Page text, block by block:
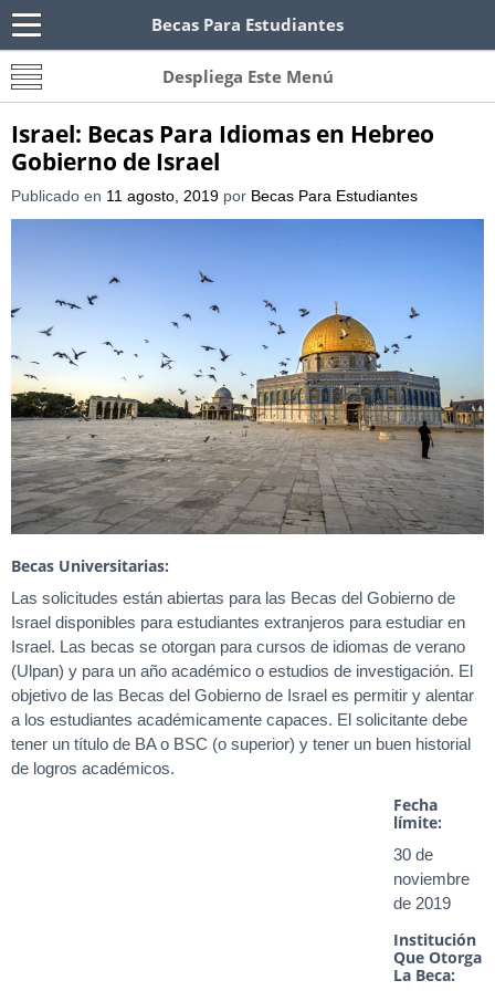
Becas Para Estudiantes
Becas Para Paraguayos
Oferta de becas para Paraguayos. Encuentra las
convocatorias y requisitos de becas para
Despliega Este Menú
Israel: Becas Para Idiomas en Hebreo
Gobierno de Israel
Publicado en 11 agosto, 2019 por Becas Para Estudiantes
Becas Universitarias:
Las solicitudes están abiertas para las Becas del Gobierno de
Israel disponibles para estudiantes extranjeros para estudiar en
Israel. Las becas se otorgan para cursos de idiomas de verano
(Ulpan) y para un año académico o estudios de investigación. El
objetivo de las Becas del Gobierno de Israel es permitir y alentar
a los estudiantes académicamente capaces. El solicitante debe
tener un título de BA o BSC (o superior) y tener un buen historial
de logros académicos.
Fecha
límite:
30 de
noviembre
de 2019
Institución
Que Otorga
La Beca: